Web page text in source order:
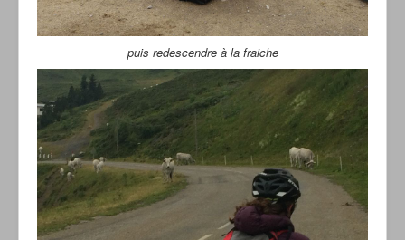
puis redescendre à la fraiche